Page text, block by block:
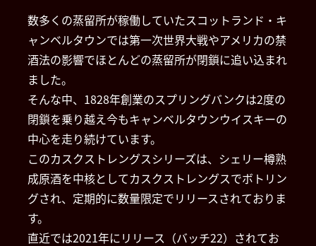
数多くの蒸留所が稼働していたスコットランド・キ
ャンベルタウンでは第一次世界大戦やアメリカの禁
酒法の影響でほとんどの蒸留所が閉鎖に追い込まれ
ました。
そんな中、1828年創業のスプリングバンクは2度の
閉鎖を乗り越え今もキャンベルタウンウイスキーの
中心を走り続けています。
このカスクストレングスシリーズは、シェリー樽熟
成原酒を中核としてカスクストレングスでボトリン
グされ、定期的に数量限定でリリースされておりま
す。
直近では2021年にリリース（バッチ22）されてお